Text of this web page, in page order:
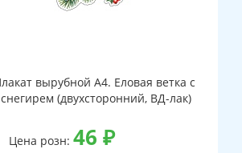
вырубной А4. Еловая ветка с
(двухсторонний, ВД-лак)
Цена розн: 46 ₽